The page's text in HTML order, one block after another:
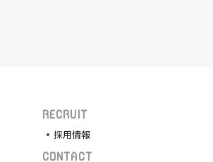
RECRUIT
採用情報
CONTACT